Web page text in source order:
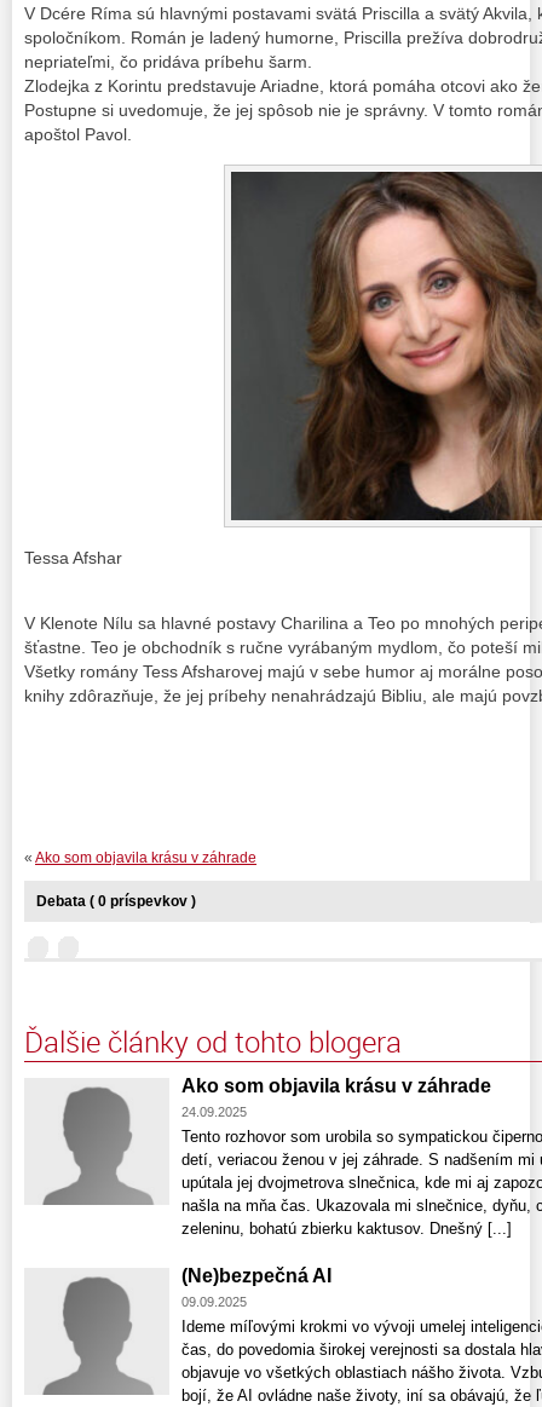
V Dcére Ríma sú hlavnými postavami svätá Priscilla a svätý Akvila,
spoločníkom. Román je ladený humorne, Priscilla prežíva
nepriateľmi, čo pridáva príbehu šarm.
Zlodejka z Korintu predstavuje Ariadne, ktorá pomáha otcovi ako
Postupne si uvedomuje, že jej spôsob nie je správny. V tomto
apoštol Pavol.
Tessa Afshar
V Klenote Nílu sa hlavné postavy Charilina a Teo po mnohých
šťastne. Teo je obchodník s ručne vyrábaným mydlom, čo poteší
Všetky romány Tess Afsharovej majú v sebe humor aj morálne
knihy zdôrazňuje, že jej príbehy nenahrádzajú Bibliu, ale majú
« Ako som objavila krásu v záhrade
Debata ( 0 príspevkov )
Ďalšie články od tohto blogera
Ako som objavila krásu v záhrade
24.09.2025
Tento rozhovor som urobila so sympatickou
detí, veriacou ženou v jej záhrade. S nadšením
upútala jej dvojmetrova slnečnica, kde mi aj
našla na mňa čas. Ukazovala mi slnečnice, dyňu,
zeleninu, bohatú zbierku kaktusov. Dnešný [...]
(Ne)bezpečná AI
09.09.2025
Ideme míľovými krokmi vo vývoji umelej
čas, do povedomia širokej verejnosti sa dostala
objavuje vo všetkých oblastiach nášho života.
bojí, že AI ovládne naše životy, iní sa obávajú, že